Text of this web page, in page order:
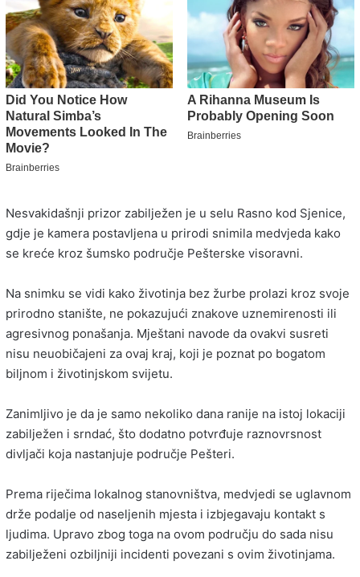
Nesvakidašnji prizor zabilježen je u selu Rasno kod Sjenice,
gdje je kamera postavljena u prirodi snimila medvjeda kako
se kreće kroz šumsko područje Pešterske visoravni.
Na snimku se vidi kako životinja bez žurbe prolazi kroz svoje
prirodno stanište, ne pokazujući znakove uznemirenosti ili
agresivnog ponašanja. Mještani navode da ovakvi susreti
nisu neuobičajeni za ovaj kraj, koji je poznat po bogatom
biljnom i životinjskom svijetu.
Zanimljivo je da je samo nekoliko dana ranije na istoj lokaciji
zabilježen i srndać, što dodatno potvrđuje raznovrsnost
divljači koja nastanjuje područje Pešteri.
Prema riječima lokalnog stanovništva, medvjedi se uglavnom
drže podalje od naseljenih mjesta i izbjegavaju kontakt s
ljudima. Upravo zbog toga na ovom području do sada nisu
zabilježeni ozbiljniji incidenti povezani s ovim životinjama.